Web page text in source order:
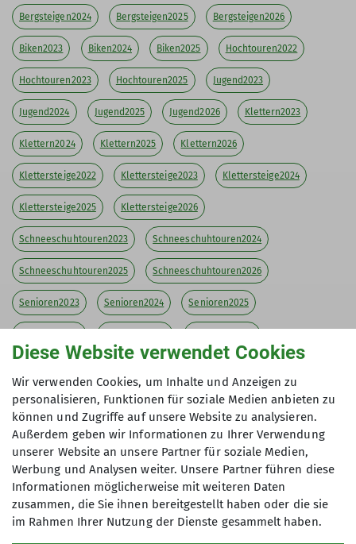
Bergsteigen2024 Bergsteigen2025 Bergsteigen2026
Biken2023 Biken2024 Biken2025 Hochtouren2022
Hochtouren2023 Hochtouren2025 Jugend2023
Jugend2024 Jugend2025 Jugend2026 Klettern2023
Klettern2024 Klettern2025 Klettern2026
Klettersteige2022 Klettersteige2023 Klettersteige2024
Klettersteige2025 Klettersteige2026
Schneeschuhtouren2023 Schneeschuhtouren2024
Schneeschuhtouren2025 Schneeschuhtouren2026
Senioren2023 Senioren2024 Senioren2025
Veranstaltungen2024 Veranstaltungen2025
Veranstaltungen2026 Wandern2022 Wandern2023
Wandern2025
Diese Website verwendet Cookies
Wir verwenden Cookies, um Inhalte und Anzeigen zu
personalisieren, Funktionen für soziale Medien anbieten zu
können und Zugriffe auf unsere Website zu analysieren.
Außerdem geben wir Informationen zu Ihrer Verwendung
unserer Website an unsere Partner für soziale Medien,
Werbung und Analysen weiter. Unsere Partner führen diese
Informationen möglicherweise mit weiteren Daten
zusammen, die Sie ihnen bereitgestellt haben oder die sie
im Rahmen Ihrer Nutzung der Dienste gesammelt haben.